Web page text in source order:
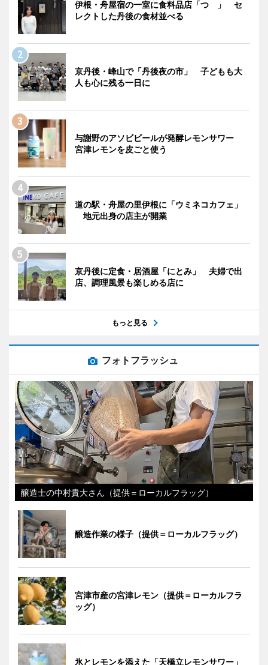
伊根・舟屋宿の一室に食料品店「つゝ」 セ
レクトした丹後の食材並べる
京丹後・峰山で「丹後夜の市」 子どもも大
人も心に残る一日に
与謝野のアソビビールが発酵レモンサワー
宮津レモンを皮ごと使う
道の駅・舟屋の里伊根に「ウミネコカフェ」
地元出身の店主が開業
京丹後に定食・居酒屋「にとみ」 夫婦で出
店、調理風景も楽しめる店に
もっと見る
フォトフラッシュ
醸造士の中村貴大さん（提供＝ローカルフラッグ）
醸造作業の様子（提供＝ローカルフラッグ）
宮津市産の宮津レモン（提供＝ローカルフラ
ッグ）
氷とレモンを添えた「天橋立レモンサワー」